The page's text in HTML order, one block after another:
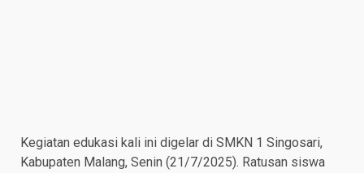
Kegiatan edukasi kali ini digelar di SMKN 1 Singosari,
Kabupaten Malang, Senin (21/7/2025). Ratusan siswa